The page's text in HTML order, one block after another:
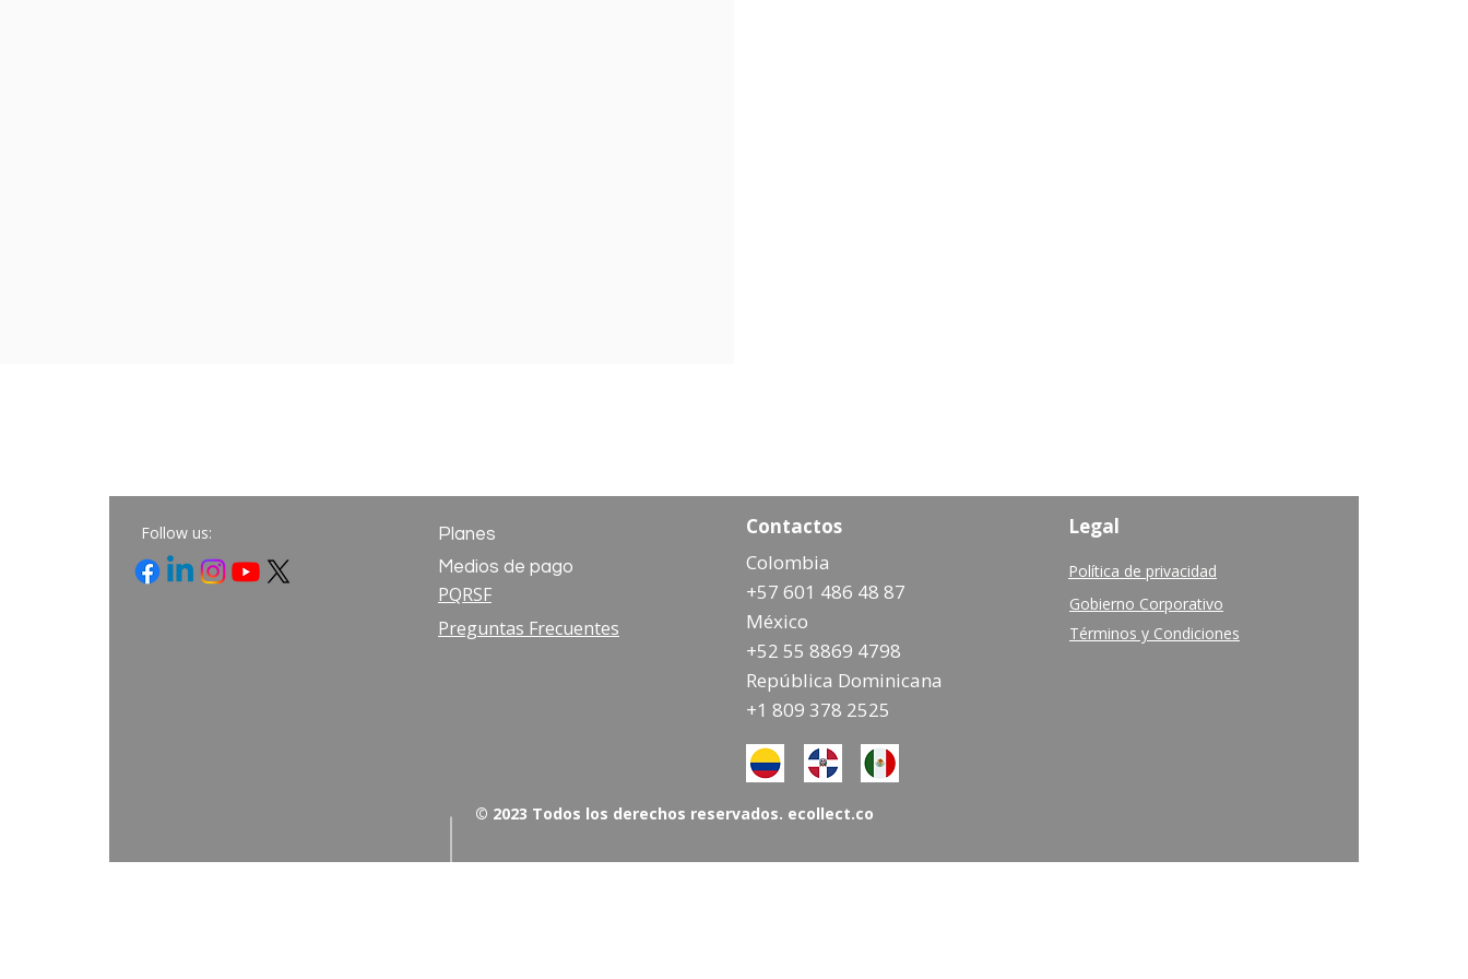
Follow us:
Planes
Medios de pago
PQRSF
Preguntas Frecuentes
Contactos
Colombia
+57 601 486 48 87
México
+52 55 8869 4798
República Dominicana
+1 809 378 2525
Legal
Política de privacidad
Gobierno Corporativo
Términos y Condiciones
© 2023 Todos los derechos reservados. ecollect.co